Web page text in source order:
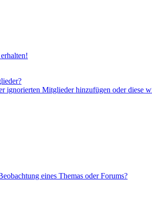
Mitglieder hinzufügen oder diese
eines Themas oder Forums?